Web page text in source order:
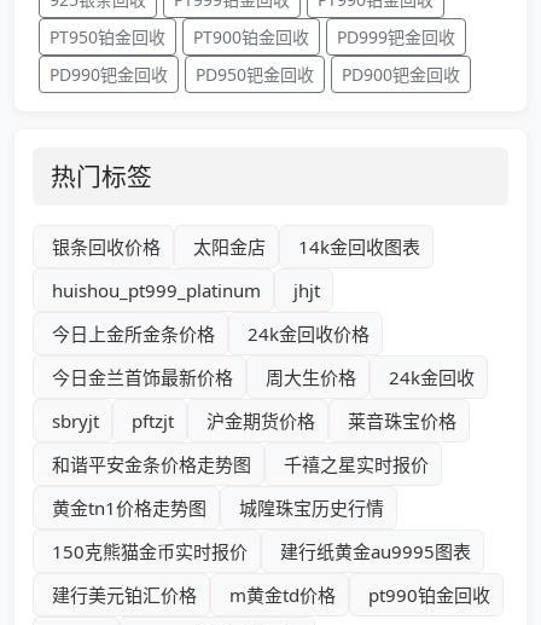
PT950铂金回收
PT900铂金回收
PD999钯金回收
PD990钯金回收
PD950钯金回收 PD900钯金回收
热门标签
银条回收价格 太阳金店
14k金回收图表
huishou_pt999_platinum
jhjt
今日上金所金条价格
24k金回收价格
今日金兰首饰最新价格
周大生价格
24k金回收
sbryjt
pftzjt 沪金期货价格
莱音珠宝价格
和谐平安金条价格走势图
千禧之星实时报价
黄金tn1价格走势图
城隍珠宝历史行情
150克熊猫金币实时报价
建行纸黄金au9995图表
建行美元铂汇价格
m黄金td价格
pt990铂金回收